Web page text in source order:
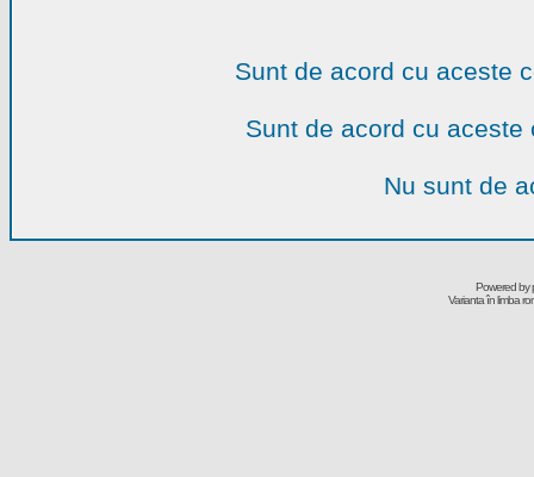
Sunt de acord cu aceste
Sunt de acord cu
Nu sunt de
Powered by
Varianta în limba